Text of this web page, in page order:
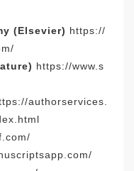
(Elsevier) https://
https://www.s
authorservices.